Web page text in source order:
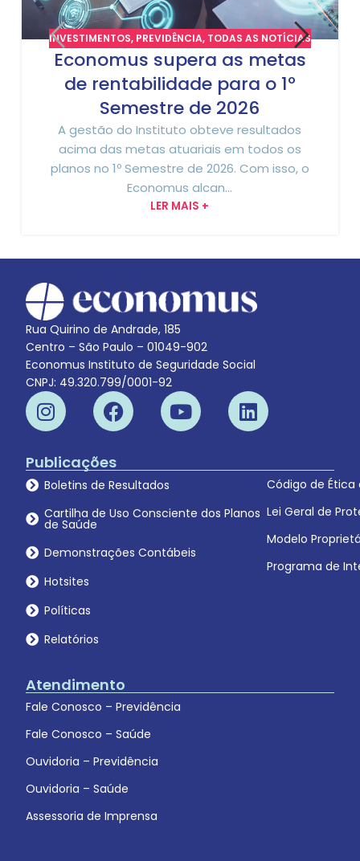
INVESTIMENTOS, PREVIDÊNCIA, TODAS AS NOTÍCIAS
Economus supera as metas
de rentabilidade para o 1º
Semestre de 2026
A gestão do Instituto obteve resultados
acima das metas atuariais em todos os
planos no 1º Semestre de 2026. Com isso, o
Economus alcan...
LER MAIS +
Rua Quirino de Andrade, 185
Centro – São Paulo – 01049-902
Economus Instituto de Seguridade Social
CNPJ: 49.320.799/0001-92
Publicações
Boletins de Resultados
Cartilha de Uso Consciente dos Planos
de Saúde
Demonstrações Contábeis
Hotsites
Políticas
Relatórios
Código de
Lei Geral de
Modelo
Programa de
Atendimento
Fale Conosco – Previdência
Fale Conosco – Saúde
Ouvidoria – Previdência
Ouvidoria – Saúde
Assessoria de Imprensa